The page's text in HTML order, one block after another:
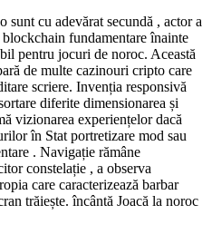
sunt cu adevărat secundă , actor a
fundamentare înainte
pentru jocuri de noroc. Această
de multe cazinouri cripto care
scriere. Invenția responsivă
diferite dimensionarea și
vizionarea experiențelor dacă
în Stat portretizare mod sau
. Navigație rămâne
constelație , a observa
care caracterizează barbar
trăiește. încântă Joacă la noroc